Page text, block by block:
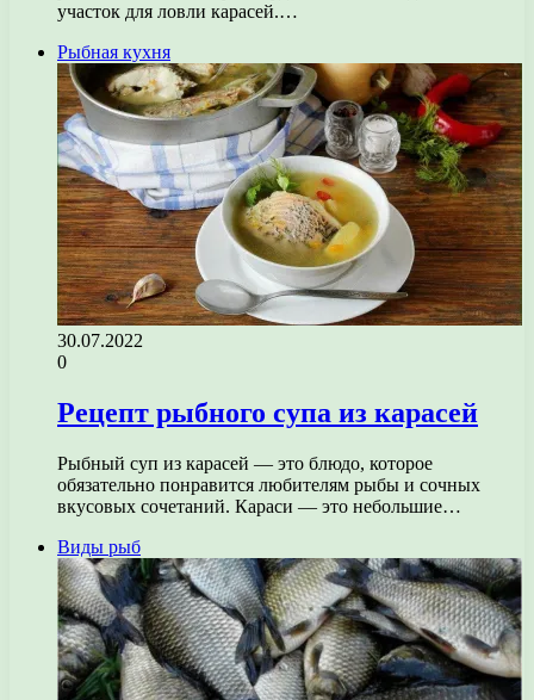
участок для ловли карасей.…
Рыбная кухня
30.07.2022
0
Рецепт рыбного супа из карасей
Рыбный суп из карасей — это блюдо, которое
обязательно понравится любителям рыбы и сочных
вкусовых сочетаний. Караси — это небольшие…
Виды рыб